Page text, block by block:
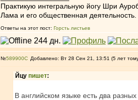
Практикую интегральную йогу Шри
Лама и его общественная деятельность.
Ответы на этот пост: Горсть листьев
№589900 Добавлено: Вт 28 Сен 21, 13:51 (5 лет
Йцу пишет:
В английском языке есть два